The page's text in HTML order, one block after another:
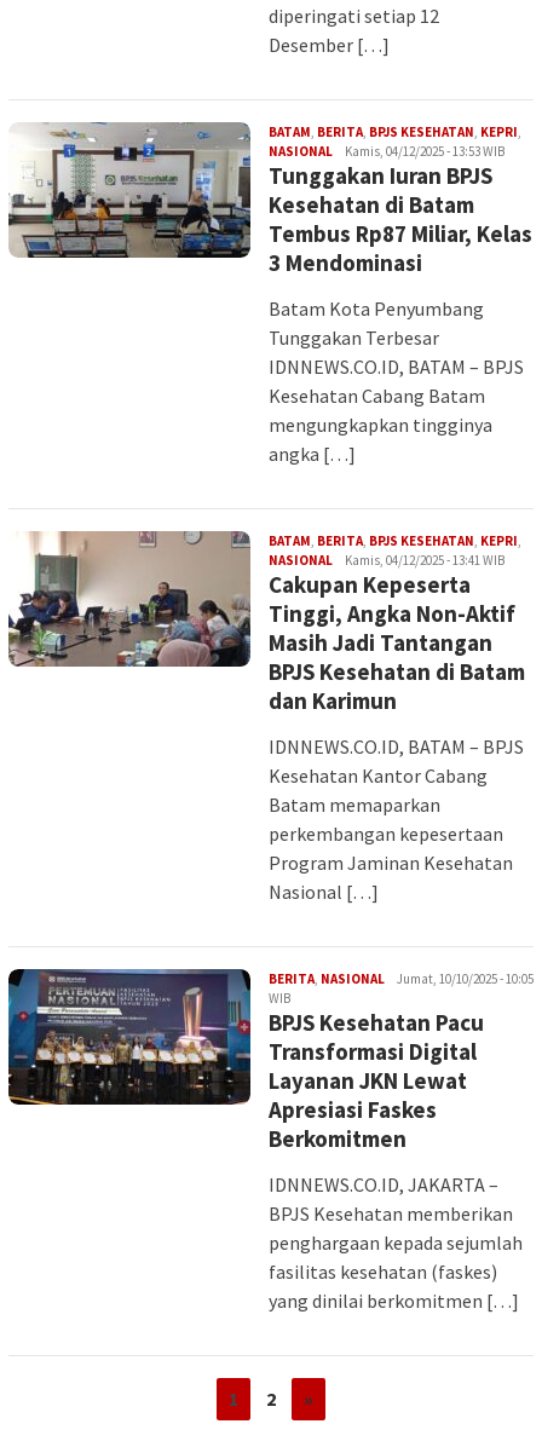
diperingati setiap 12
Desember […]
BATAM, BERITA, BPJS KESEHATAN, KEPRI,
NASIONALImanKamis, 04/12/2025 - 13:53 WIB
Tunggakan Iuran BPJS
Kesehatan di Batam
Tembus Rp87 Miliar, Kelas
3 Mendominasi
Batam Kota Penyumbang
Tunggakan Terbesar
IDNNEWS.CO.ID, BATAM – BPJS
Kesehatan Cabang Batam
mengungkapkan tingginya
angka […]
BATAM, BERITA, BPJS KESEHATAN, KEPRI,
NASIONALImanKamis, 04/12/2025 - 13:41 WIB
Cakupan Kepeserta
Tinggi, Angka Non-Aktif
Masih Jadi Tantangan
BPJS Kesehatan di Batam
dan Karimun
IDNNEWS.CO.ID, BATAM – BPJS
Kesehatan Kantor Cabang
Batam memaparkan
perkembangan kepesertaan
Program Jaminan Kesehatan
Nasional […]
BERITA, NASIONALImanJumat, 10/10/2025 - 10:05
WIB
BPJS Kesehatan Pacu
Transformasi Digital
Layanan JKN Lewat
Apresiasi Faskes
Berkomitmen
IDNNEWS.CO.ID, JAKARTA –
BPJS Kesehatan memberikan
penghargaan kepada sejumlah
fasilitas kesehatan (faskes)
yang dinilai berkomitmen […]
1 2 »